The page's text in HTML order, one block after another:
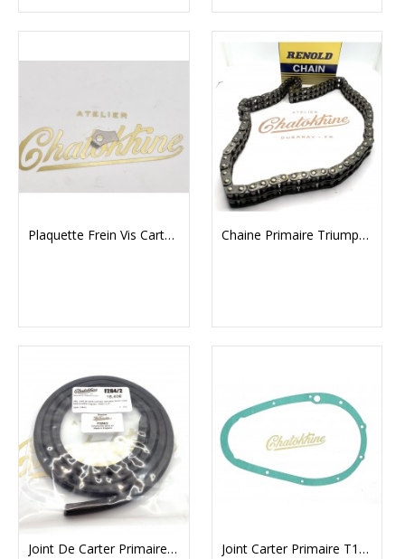
Plaquette Frein Vis Carter Primaire Norton Commando Pré MKIII Chaine Primaire Triumph 350/500
Joint De Carter Primaire Velocette Venom, Viper, KSS, MSS Joint Carter Primaire T120/T140